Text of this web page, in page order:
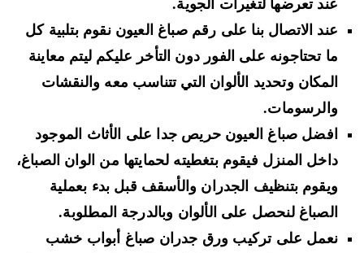
عند تعرضها لتغيرات الجوية.
عند الاتصال بنا على رقم صباغ العيون نقوم بتلبية كل
ما تحتاجونه على الفور دون التأخر عليكم ليتم معاينة
المكان وتحديد الألوان التي تتناسب معه والنقشات
والرسومات.
افضل صباغ العيون حريص جدا على الأثاث الموجود
داخل المنزل فيقوم بتغطيته لحمايتها من الوان الصباغ،
ويقوم بتنظيف الجدران والأسقف قبل بدء بعملية
الصباغ لنحصل على الألوان وبالدرجة المطلوبة.
نعمل على تركيب ورق جدران صباغ أبواب خشب